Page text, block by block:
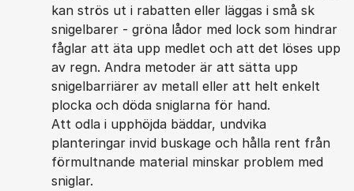
kan strös ut i rabatten eller läggas i små sk
snigelbarer - gröna lådor med lock som hindrar
fåglar att äta upp medlet och att det löses upp
av regn. Andra metoder är att sätta upp
snigelbarriärer av metall eller att helt enkelt
plocka och döda sniglarna för hand.
Att odla i upphöjda bäddar, undvika
planteringar invid buskage och hålla rent från
förmultnande material minskar problem med
sniglar.